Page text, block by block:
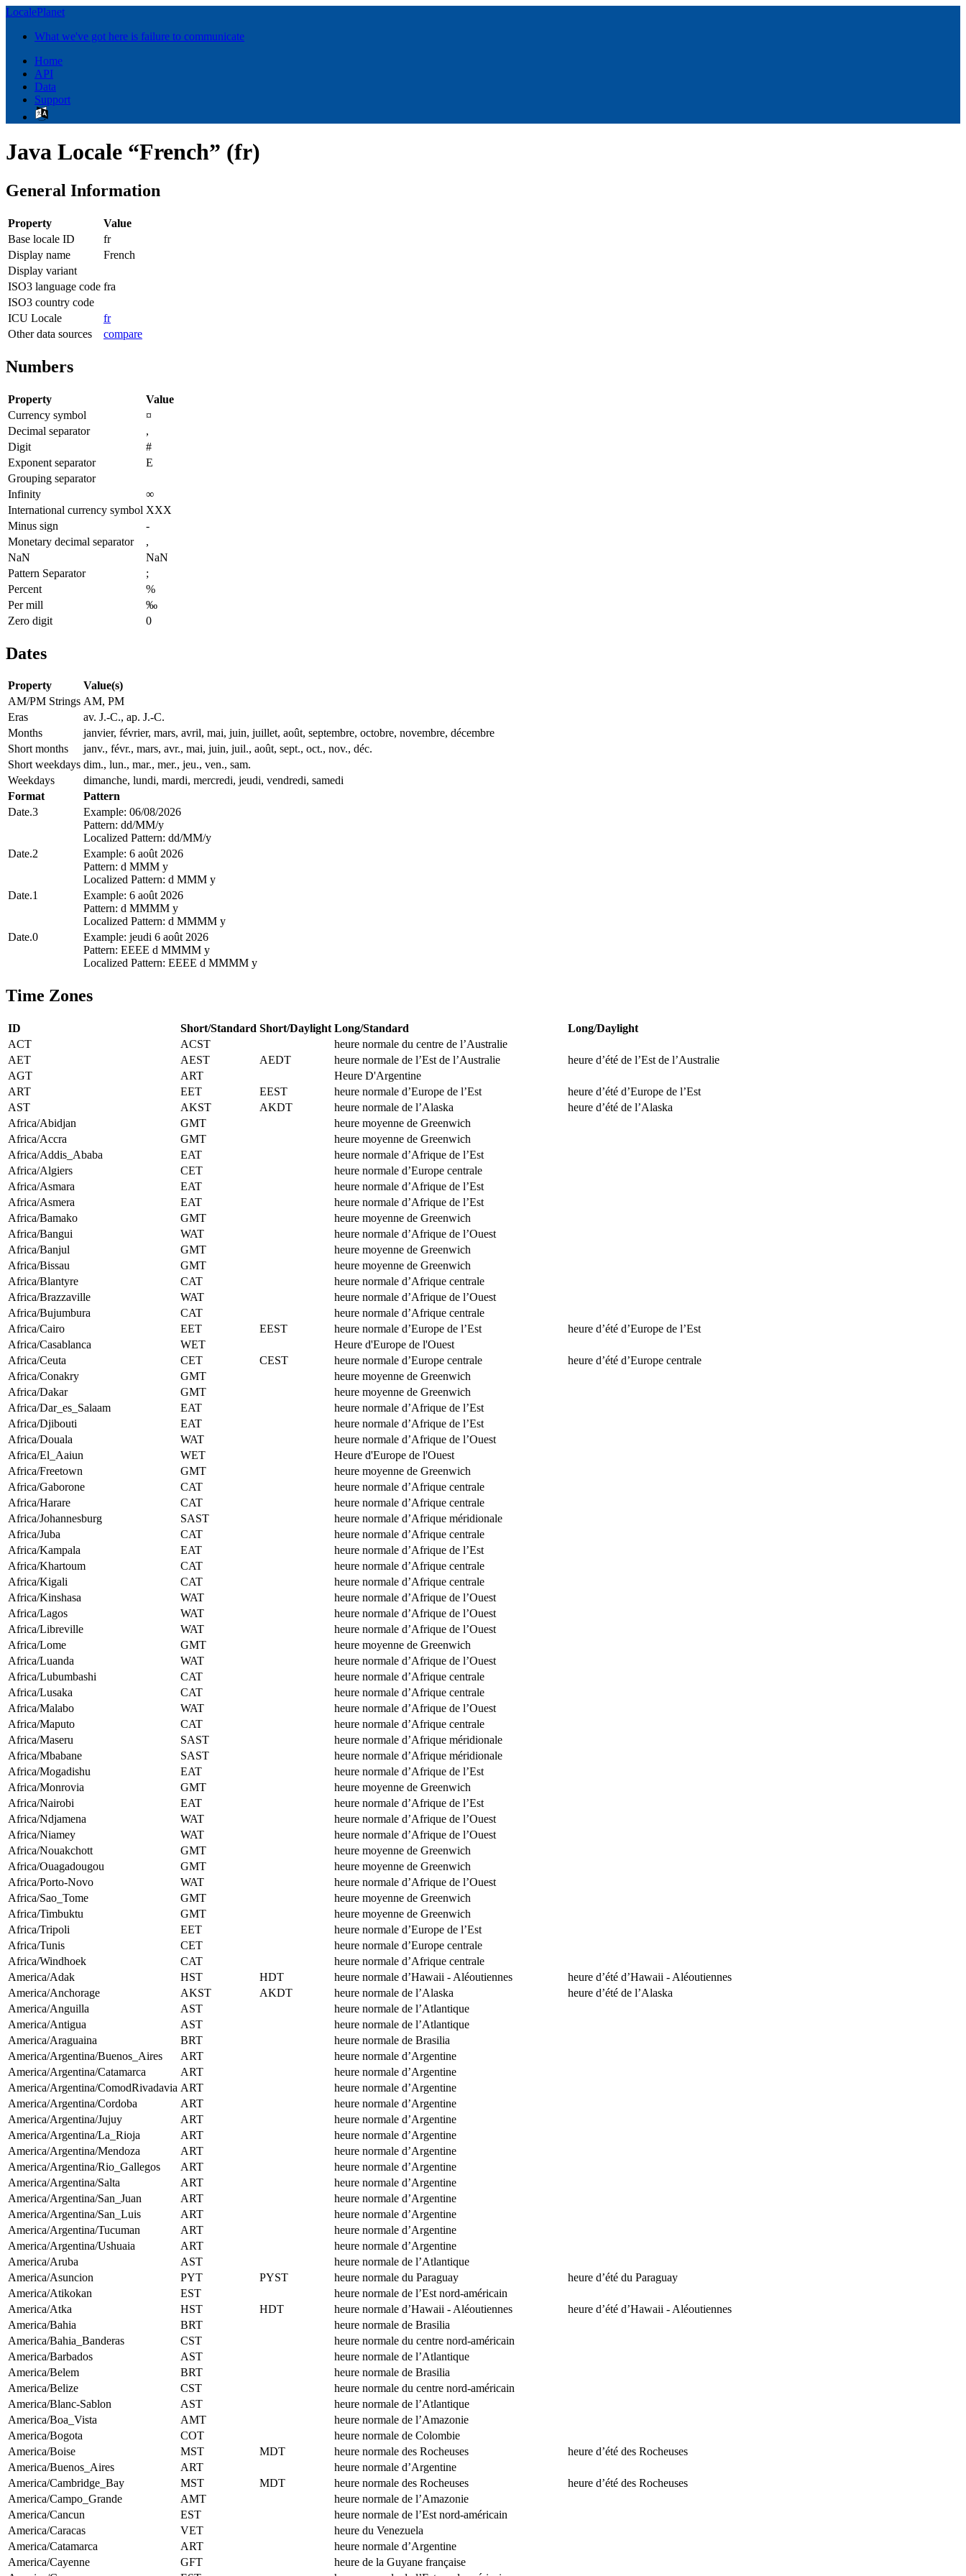
LocalePlanet
What we've got here is failure to communicate
Home
API
Data
Support
Java Locale “French” (fr)
General Information
Property
Value
Base locale ID
fr
Display name
French
Display variant
ISO3 language code fra
ISO3 country code
ICU Locale
fr
Other data sources
compare
Numbers
Property
Value
Currency symbol
¤
Decimal separator
,
Digit
#
Exponent separator
E
Grouping separator
Infinity
∞
International currency symbol XXX
Minus sign
-
Monetary decimal separator
,
NaN
NaN
Pattern Separator
;
Percent
%
Per mill
‰
Zero digit
0
Dates
Property
Value(s)
AM/PM Strings AM, PM
Eras
av. J.-C., ap. J.-C.
Months
janvier, février, mars, avril, mai, juin, juillet, août, septembre, octobre, novembre, décembre
Short months
janv., févr., mars, avr., mai, juin, juil., août, sept., oct., nov., déc.
Short weekdays dim., lun., mar., mer., jeu., ven., sam.
Weekdays
dimanche, lundi, mardi, mercredi, jeudi, vendredi, samedi
Format
Pattern
Date.3
Example: 06/08/2026
Pattern: dd/MM/y
Localized Pattern: dd/MM/y
Date.2
Example: 6 août 2026
Pattern: d MMM y
Localized Pattern: d MMM y
Date.1
Example: 6 août 2026
Pattern: d MMMM y
Localized Pattern: d MMMM y
Date.0
Example: jeudi 6 août 2026
Pattern: EEEE d MMMM y
Localized Pattern: EEEE d MMMM y
Time Zones
ID Short/Standard Short/Daylight Long/Standard
Long/Daylight
ACT
ACST
heure normale du centre de l’Australie
AET
AEST AEDT heure normale de l’Est de l’Australie
heure d’été de l’Est de l’Australie
AGT
ART
Heure D'Argentine
ART
EET EEST heure normale d’Europe de l’Est
heure d’été d’Europe de l’Est
AST
AKST AKDT heure normale de l’Alaska
heure d’été de l’Alaska
Africa/Abidjan
GMT
heure moyenne de Greenwich
Africa/Accra
GMT
heure moyenne de Greenwich
Africa/Addis_Ababa
EAT
heure normale d’Afrique de l’Est
Africa/Algiers
CET
heure normale d’Europe centrale
Africa/Asmara
EAT
heure normale d’Afrique de l’Est
Africa/Asmera
EAT
heure normale d’Afrique de l’Est
Africa/Bamako
GMT
heure moyenne de Greenwich
Africa/Bangui
WAT
heure normale d’Afrique de l’Ouest
Africa/Banjul
GMT
heure moyenne de Greenwich
Africa/Bissau
GMT
heure moyenne de Greenwich
Africa/Blantyre
CAT
heure normale d’Afrique centrale
Africa/Brazzaville
WAT
heure normale d’Afrique de l’Ouest
Africa/Bujumbura
CAT
heure normale d’Afrique centrale
Africa/Cairo
EET EEST heure normale d’Europe de l’Est
heure d’été d’Europe de l’Est
Africa/Casablanca
WET
Heure d'Europe de l'Ouest
Africa/Ceuta
CET CEST heure normale d’Europe centrale
heure d’été d’Europe centrale
Africa/Conakry
GMT
heure moyenne de Greenwich
Africa/Dakar
GMT
heure moyenne de Greenwich
Africa/Dar_es_Salaam
EAT
heure normale d’Afrique de l’Est
Africa/Djibouti
EAT
heure normale d’Afrique de l’Est
Africa/Douala
WAT
heure normale d’Afrique de l’Ouest
Africa/El_Aaiun
WET
Heure d'Europe de l'Ouest
Africa/Freetown
GMT
heure moyenne de Greenwich
Africa/Gaborone
CAT
heure normale d’Afrique centrale
Africa/Harare
CAT
heure normale d’Afrique centrale
Africa/Johannesburg
SAST
heure normale d’Afrique méridionale
Africa/Juba
CAT
heure normale d’Afrique centrale
Africa/Kampala
EAT
heure normale d’Afrique de l’Est
Africa/Khartoum
CAT
heure normale d’Afrique centrale
Africa/Kigali
CAT
heure normale d’Afrique centrale
Africa/Kinshasa
WAT
heure normale d’Afrique de l’Ouest
Africa/Lagos
WAT
heure normale d’Afrique de l’Ouest
Africa/Libreville
WAT
heure normale d’Afrique de l’Ouest
Africa/Lome
GMT
heure moyenne de Greenwich
Africa/Luanda
WAT
heure normale d’Afrique de l’Ouest
Africa/Lubumbashi
CAT
heure normale d’Afrique centrale
Africa/Lusaka
CAT
heure normale d’Afrique centrale
Africa/Malabo
WAT
heure normale d’Afrique de l’Ouest
Africa/Maputo
CAT
heure normale d’Afrique centrale
Africa/Maseru
SAST
heure normale d’Afrique méridionale
Africa/Mbabane
SAST
heure normale d’Afrique méridionale
Africa/Mogadishu
EAT
heure normale d’Afrique de l’Est
Africa/Monrovia
GMT
heure moyenne de Greenwich
Africa/Nairobi
EAT
heure normale d’Afrique de l’Est
Africa/Ndjamena
WAT
heure normale d’Afrique de l’Ouest
Africa/Niamey
WAT
heure normale d’Afrique de l’Ouest
Africa/Nouakchott
GMT
heure moyenne de Greenwich
Africa/Ouagadougou
GMT
heure moyenne de Greenwich
Africa/Porto-Novo
WAT
heure normale d’Afrique de l’Ouest
Africa/Sao_Tome
GMT
heure moyenne de Greenwich
Africa/Timbuktu
GMT
heure moyenne de Greenwich
Africa/Tripoli
EET
heure normale d’Europe de l’Est
Africa/Tunis
CET
heure normale d’Europe centrale
Africa/Windhoek
CAT
heure normale d’Afrique centrale
America/Adak
HST HDT heure normale d’Hawaii - Aléoutiennes
heure d’été d’Hawaii - Aléoutiennes
America/Anchorage
AKST AKDT heure normale de l’Alaska
heure d’été de l’Alaska
America/Anguilla
AST
heure normale de l’Atlantique
America/Antigua
AST
heure normale de l’Atlantique
America/Araguaina
BRT
heure normale de Brasilia
America/Argentina/Buenos_Aires
ART
heure normale d’Argentine
America/Argentina/Catamarca
ART
heure normale d’Argentine
America/Argentina/ComodRivadavia ART
heure normale d’Argentine
America/Argentina/Cordoba
ART
heure normale d’Argentine
America/Argentina/Jujuy
ART
heure normale d’Argentine
America/Argentina/La_Rioja
ART
heure normale d’Argentine
America/Argentina/Mendoza
ART
heure normale d’Argentine
America/Argentina/Rio_Gallegos
ART
heure normale d’Argentine
America/Argentina/Salta
ART
heure normale d’Argentine
America/Argentina/San_Juan
ART
heure normale d’Argentine
America/Argentina/San_Luis
ART
heure normale d’Argentine
America/Argentina/Tucuman
ART
heure normale d’Argentine
America/Argentina/Ushuaia
ART
heure normale d’Argentine
America/Aruba
AST
heure normale de l’Atlantique
America/Asuncion
PYT PYST heure normale du Paraguay
heure d’été du Paraguay
America/Atikokan
EST
heure normale de l’Est nord-américain
America/Atka
HST HDT heure normale d’Hawaii - Aléoutiennes
heure d’été d’Hawaii - Aléoutiennes
America/Bahia
BRT
heure normale de Brasilia
America/Bahia_Banderas
CST
heure normale du centre nord-américain
America/Barbados
AST
heure normale de l’Atlantique
America/Belem
BRT
heure normale de Brasilia
America/Belize
CST
heure normale du centre nord-américain
America/Blanc-Sablon
AST
heure normale de l’Atlantique
America/Boa_Vista
AMT
heure normale de l’Amazonie
America/Bogota
COT
heure normale de Colombie
America/Boise
MST MDT heure normale des Rocheuses
heure d’été des Rocheuses
America/Buenos_Aires
ART
heure normale d’Argentine
America/Cambridge_Bay
MST MDT heure normale des Rocheuses
heure d’été des Rocheuses
America/Campo_Grande
AMT
heure normale de l’Amazonie
America/Cancun
EST
heure normale de l’Est nord-américain
America/Caracas
VET
heure du Venezuela
America/Catamarca
ART
heure normale d’Argentine
America/Cayenne
GFT
heure de la Guyane française